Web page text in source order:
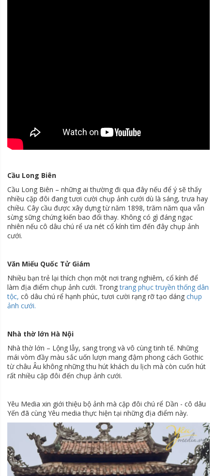
Cầu Long Biên
Cầu Long Biên – những ai thường đi qua đây nếu để ý sẽ thấy
nhiều cặp đôi đang tươi cười chụp ảnh cưới dù là sáng, trưa hay
chiều. Cây cầu được xây dựng từ năm 1898, trăm năm qua vẫn
sừng sững chứng kiến bao đổi thay. Không có gì đáng ngạc
nhiên nếu cô dâu chú rể ưa nét cổ kính tìm đến đây chụp ảnh
cưới.
Văn Miếu Quốc Tử Giám
Nhiều bạn trẻ lại thích chọn một nơi trang nghiêm, cổ kính để
làm địa điểm chụp ảnh cưới. Trongtrang phục truyền thống dân
tộc, cô dâu chú rể hạnh phúc, tươi cười rạng rỡ tạo dáng chụp
ảnh cưới.
Nhà thờ lớn Hà Nội
Nhà thờ lớn – Lộng lẫy, sang trọng và vô cùng tinh tế. Những
mái vòm đầy màu sắc uốn lượn mang đậm phong cách Gothic
từ châu Âu không những thu hút khách du lịch mà còn cuốn hút
rất nhiều cặp đôi đến chụp ảnh cưới.
Yêu Media xin giới thiệu bộ ảnh mà cặp đôi chú rể Dần - cô dâu
Yến đã cùng Yêu media thực hiện tại những địa điểm này.